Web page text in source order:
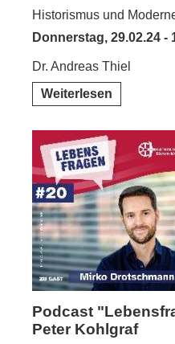
Historismus und
Donnerstag, 29.02.24 -
Dr. Andreas Thiel
Weiterlesen
Podcast
Peter Kohlgraf